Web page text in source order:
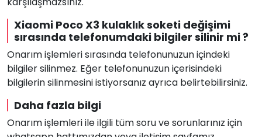
Xiaomi Poco X3 kulaklık soketi değişimi
sırasında telefonumdaki bilgiler silinir mi ?
Onarım işlemleri sırasında telefonunuzun içindeki
bilgiler silinmez. Eğer telefonunuzun içerisindeki
bilgilerin silinmesini istiyorsanız ayrıca belirtebilirsiniz.
Daha fazla bilgi
Onarım işlemleri ile ilgili tüm soru ve sorunlarınız için